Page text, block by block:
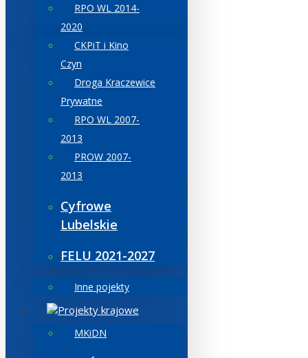
RPO WL 2014-
2020
CKPiT i Kino
Czyn
Droga Kraczewice
Prywatne
RPO WL 2007-
2013
PROW 2007-
2013
Cyfrowe
Lubelskie
FELU 2021-2027
Inne pojekty
Projekty krajowe
MKiDN